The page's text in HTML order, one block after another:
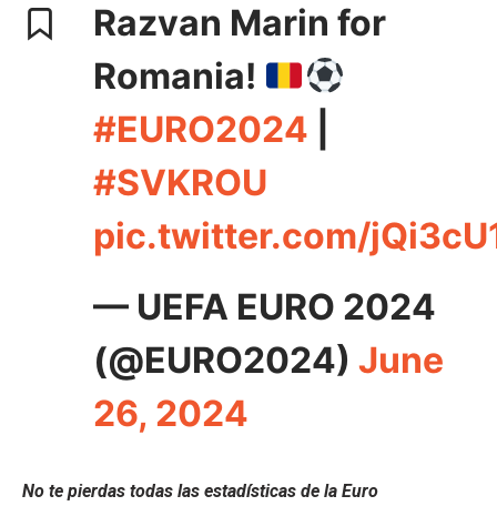
Razvan Marin for
Romania!
#EURO2024
#SVKROU
pic.twitter.com/
— UEFA EURO 2024
(@EURO2024) June
26, 2024
No te pierdas todas las estadísticas de la Euro